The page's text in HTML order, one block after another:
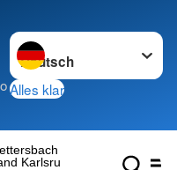
Sprache wechseln zu
Alles klar
Karlsruhe e.V.